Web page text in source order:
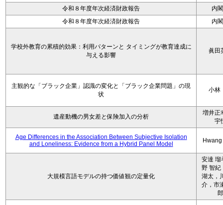
令和８年度年次経済財政報告
内
令和８年度年次経済財政報告
内
学校外教育の累積的効果：利用パターンと タイミングが教育達成に
与える影響
眞田
主観的な「ブラック企業」認識の変化と「ブラック企業問題」の現
状
小
遺産動機の男女差と保険加入の分析
増井正
宇
Age Differences in the Association Between Subjective Isolation
and Loneliness: Evidence from a Hybrid Panel Model
大規模言語モデルの持つ価値観の定量化
安達 瑠
野 智紀
湖太，
介，市
郎